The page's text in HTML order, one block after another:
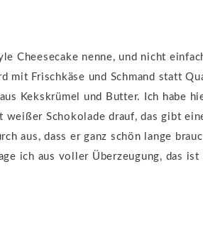
Cheesecake nenne, und nicht
mit Frischkäse und Schmand statt
Kekskrümel und Butter. Ich habe
Schokolade drauf, das gibt
aus, dass er ganz schön lange
ich aus voller Überzeugung, das